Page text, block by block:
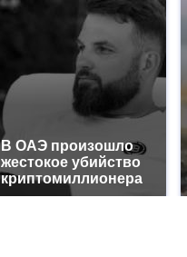
В ОАЭ произошло
жестокое убийство
криптомиллионера